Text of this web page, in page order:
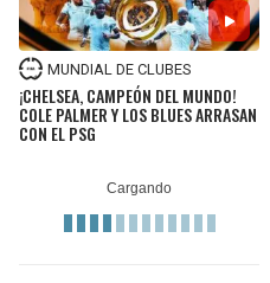
MUNDIAL DE CLUBES
¡CHELSEA, CAMPEÓN DEL MUNDO!
COLE PALMER Y LOS BLUES ARRASAN
CON EL PSG